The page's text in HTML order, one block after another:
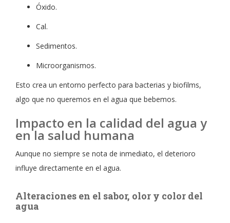
Óxido.
Cal.
Sedimentos.
Microorganismos.
Esto crea un entorno perfecto para bacterias y biofilms,
algo que no queremos en el agua que bebemos.
Impacto en la calidad del agua y
en la salud humana
Aunque no siempre se nota de inmediato, el deterioro
influye directamente en el agua.
Alteraciones en el sabor, olor y color del
agua